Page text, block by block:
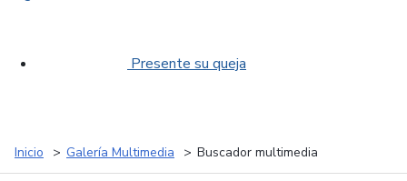
Presente su queja
Inicio Galería Multimedia Buscador multimedia